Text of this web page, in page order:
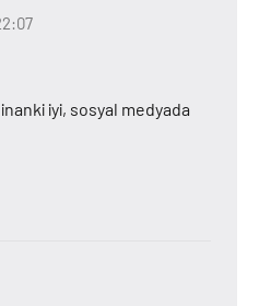
iyi, sosyal medyada